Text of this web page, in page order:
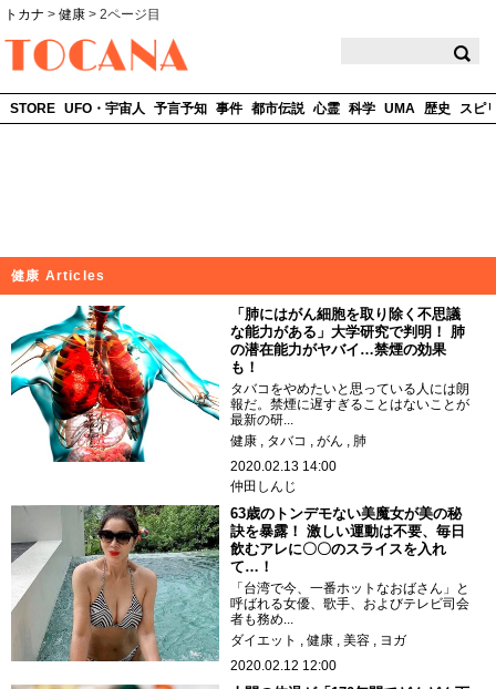
トカナ > 健康 > 2ページ目
STORE UFO・宇宙人 予言予知 事件 都市伝説 心霊 科学 UMA 歴史 スピ
健康 Articles
「肺にはがん細胞を取り除く不思議
な能力がある」大学研究で判明！ 肺
の潜在能力がヤバイ…禁煙の効果
も！
タバコをやめたいと思っている人には朗
報だ。禁煙に遅すぎることはないことが
最新の研...
健康
タバコ がん
肺
2020.02.13 14:00
仲田しんじ
63歳のトンデモない美魔女が美の秘
訣を暴露！ 激しい運動は不要、毎日
飲むアレに〇〇のスライスを入れ
て…！
「台湾で今、一番ホットなおばさん」と
呼ばれる女優、歌手、およびテレビ司会
者も務め...
ダイエット
健康 美容
ヨガ
2020.02.12 12:00